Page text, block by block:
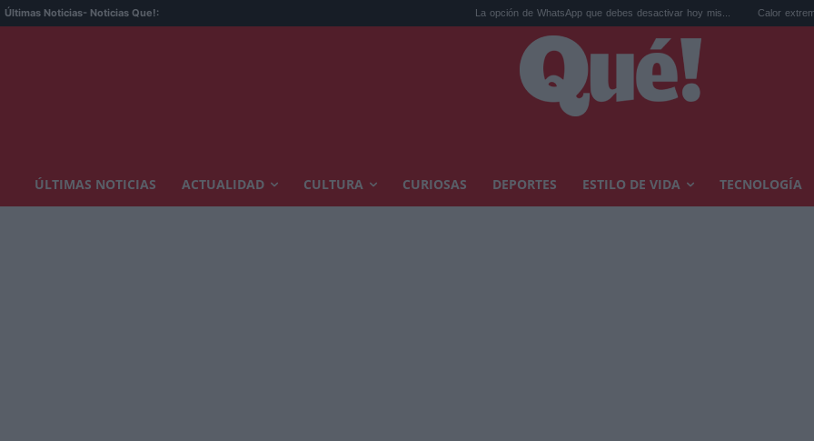
Últimas Noticias- Noticias Que!: La opción de WhatsApp que debes desactivar hoy mis... Calor extremo y ansiedad:
ÚLTIMAS NOTICIAS ACTUALIDAD CULTURA CURIOSAS DEPORTES ESTILO DE VIDA TECNOLOGÍA